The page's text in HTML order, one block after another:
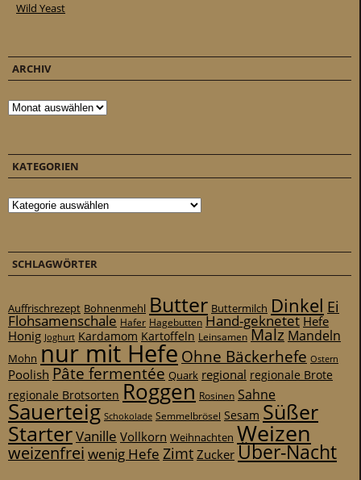
Wild Yeast
ARCHIV
Archiv
KATEGORIEN
Kategorien
SCHLAGWÖRTER
Auffrischrezept Bohnenmehl Butter Buttermilch Dinkel Ei
Flohsamenschale Hafer Hagebutten Hand-geknetet Hefe
Honig Joghurt Kardamom Kartoffeln Leinsamen Malz Mandeln
Mohn nur mit Hefe Ohne Bäckerhefe Ostern
Poolish Pâte fermentée Quark regional regionale Brote
regionale Brotsorten Roggen Rosinen Sahne
Sauerteig Schokolade Semmelbrösel Sesam Süßer
StarterVanille Vollkorn Weihnachten Weizen
weizenfrei wenig Hefe ZimtZuckerÜber-Nacht